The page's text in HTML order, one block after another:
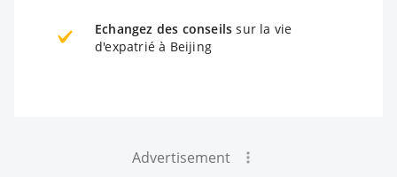
Echangez des conseils sur la vie
d'expatrié à Beijing
Advertisement